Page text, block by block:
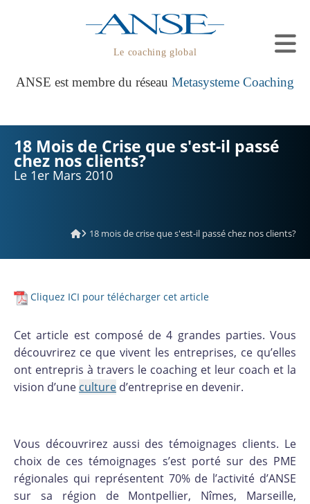
Le coaching global
ANSE est membre du réseau Metasysteme Coaching
18 Mois de Crise que s'est-il passé
chez nos clients?
Le 1er Mars 2010
18 mois de crise que s'est-il passé chez nos clients?
Cliquez ICI pour télécharger cet article
Cet article est composé de 4 grandes parties. Vous
découvrirez ce que vivent les entreprises, ce qu’elles
ont entrepris à travers le coaching et leur coach et la
vision d’une culture d’entreprise en devenir.
Vous découvrirez aussi des témoignages clients. Le
choix de ces témoignages s’est porté sur des PME
régionales qui représentent 70% de l’activité d’ANSE
sur sa région de Montpellier, Nîmes, Marseille,